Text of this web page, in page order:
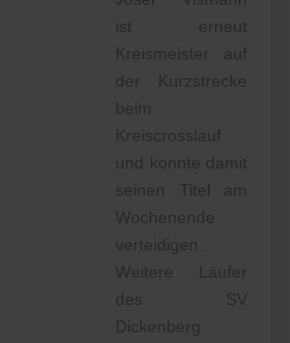
ist erneut
Kreismeister auf
der Kurzstrecke
beim
Kreiscrosslauf
und konnte damit
seinen Titel am
Wochenende
verteidigen.
Weitere Läufer
des SV
Dickenberg